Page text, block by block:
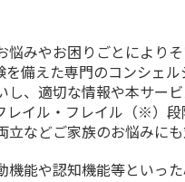
みやお困りごとにより
備えた専門のコンシェ
、適切な情報や本サー
イル・フレイル（※）段
などご家族のお悩みにも
能や認知機能等といっ